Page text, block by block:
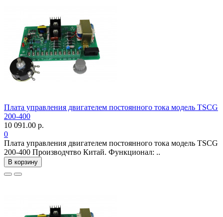
Плата управления двигателем постоянного тока модель TSCG
200-400
10 091.00 р.
0
Плата управления двигателем постоянного тока модель TSCG
200-400 Производчтво Китай. Функционал: ..
В корзину